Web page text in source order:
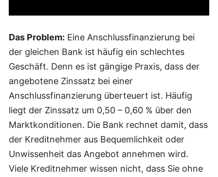
Das Problem: Eine Anschlussfinanzierung bei
der gleichen Bank ist häufig ein schlechtes
Geschäft. Denn es ist gängige Praxis, dass der
angebotene Zinssatz bei einer
Anschlussfinanzierung überteuert ist. Häufig
liegt der Zinssatz um 0,50 – 0,60 % über den
Marktkonditionen. Die Bank rechnet damit, dass
der Kreditnehmer aus Bequemlichkeit oder
Unwissenheit das Angebot annehmen wird.
Viele Kreditnehmer wissen nicht, dass Sie ohne